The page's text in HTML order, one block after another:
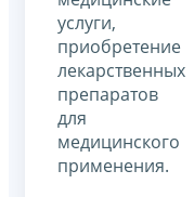
услуги,
приобретение
лекарственных
препаратов
для
медицинского
применения.